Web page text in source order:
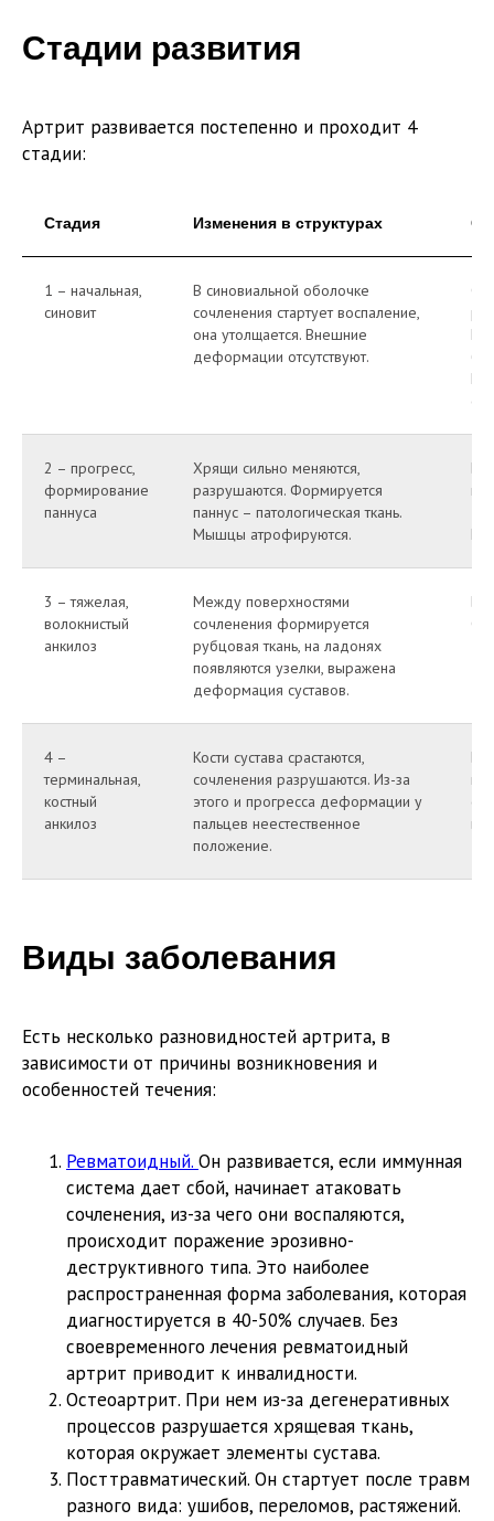
Стадии развития
Артрит развивается постепенно и проходит 4
стадии:
Стадия Изменения в структурах
1 – начальная,
синовит
В синовиальной оболочке
сочленения стартует воспаление,
она утолщается. Внешние
деформации отсутствуют.
С
2 – прогресс,
формирование
паннуса
Хрящи сильно меняются,
разрушаются. Формируется
паннус – патологическая ткань.
Мышцы атрофируются.
3 – тяжелая,
волокнистый
анкилоз
Между поверхностями
сочленения формируется
рубцовая ткань, на ладонях
появляются узелки, выражена
деформация суставов.
4 –
терминальная,
костный
анкилоз
Кости сустава срастаются,
сочленения разрушаются. Из-за
этого и прогресса деформации у
пальцев неестественное
положение.
Виды заболевания
Есть несколько разновидностей артрита, в
зависимости от причины возникновения и
особенностей течения:
Ревматоидный. Он развивается, если иммунная
система дает сбой, начинает атаковать
сочленения, из-за чего они воспаляются,
происходит поражение эрозивно-
деструктивного типа. Это наиболее
распространенная форма заболевания, которая
диагностируется в 40-50% случаев. Без
своевременного лечения ревматоидный
артрит приводит к инвалидности.
Остеоартрит. При нем из-за дегенеративных
процессов разрушается хрящевая ткань,
которая окружает элементы сустава.
Посттравматический. Он стартует после травм
разного вида: ушибов, переломов, растяжений.